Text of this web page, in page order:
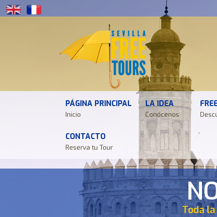
PÁGINA PRINCIPAL
Inicio
LA IDEA
Conócenos
CONTACTO
Reserva tu Tour
Toda
Toda
Toda
Toda
Toda